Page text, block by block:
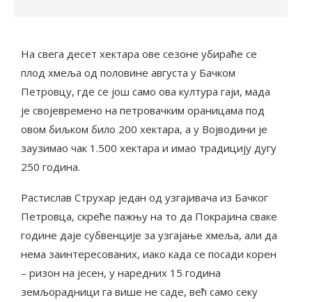
На свега десет хектара ове сезоне убираће се
плод хмеља од половине августа у Бачком
Петровцу, где се још само ова култура гаји, мада
је својевремено на петровачким ораницама под
овом биљком било 200 хектара, а у Војводини је
заузимао чак 1.500 хектара и имао традицију дугу
250 година.
Растислав Струхар један од узгајивача из Бачког
Петровца, скреће пажњу на то да Покрајина сваке
године даје субвенције за узгајање хмеља, али да
нема заинтересованих, иако када се посади корен
– ризон на јесен, у наредних 15 година
земљорадници га више не саде, већ само секу